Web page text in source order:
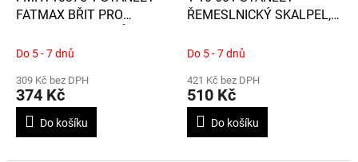
FATMAX BŘIT PRO
Do 5 - 7 dnů
309 Kč bez DPH
374 Kč
Do košíku
ŘEMESLNICKÝ SKALPEL,
Do 5 - 7 dnů
421 Kč bez DPH
510 Kč
Do košíku